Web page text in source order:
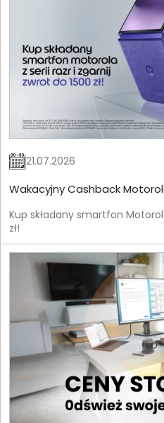
21.07.2026
Wakacyjny Cashback
Kup składany smartfon
zł!